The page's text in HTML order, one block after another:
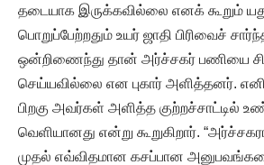
தடையாக இருக்கவில்லை எனக் கூறும்
பொறுப்பேற்றதும் உயர் ஜாதி பிரிவைச்
ஒன்றிணைந்து தான் அர்ச்சகர் பணியை
செய்யவில்லை என புகார் அளித்தனர்.
பிறகு அவர்கள் அளித்த குற்றச்சாட்டில்
வெளியானது என்று கூறுகிறார்.
முதல் எவ்விதமான கசப்பான